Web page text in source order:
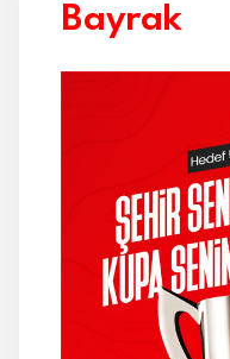
MARKALAR
HABERLER
İLETİŞİM
Bayrak